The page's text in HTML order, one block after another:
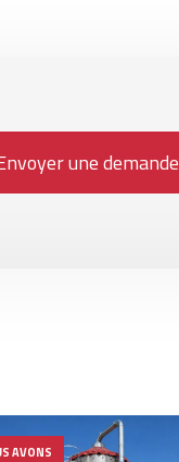
une demande
AVONS